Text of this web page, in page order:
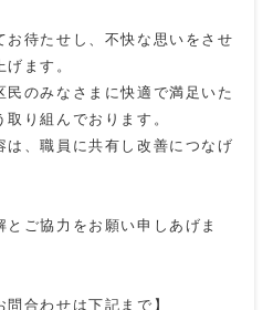
お待たせし、不快な思いをさせ
ます。
民のみなさまに快適で満足いた
り組んでおります。
は、職員に共有し改善につなげ
ご協力をお願い申しあげま
問合わせは下記まで】